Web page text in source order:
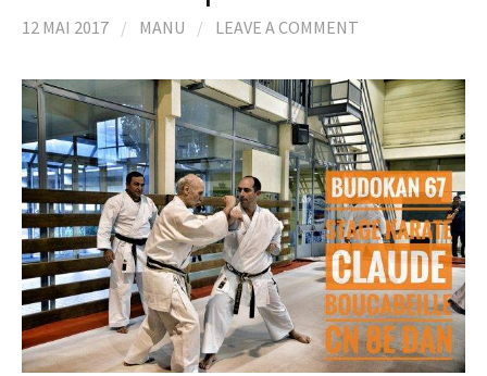
12 MAI 2017 / MANU / LEAVE A COMMENT